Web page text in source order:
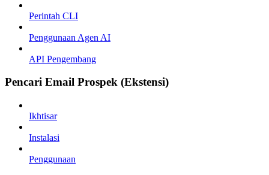
Perintah CLI
Penggunaan Agen AI
API Pengembang
Pencari Email Prospek (Ekstensi)
Ikhtisar
Instalasi
Penggunaan